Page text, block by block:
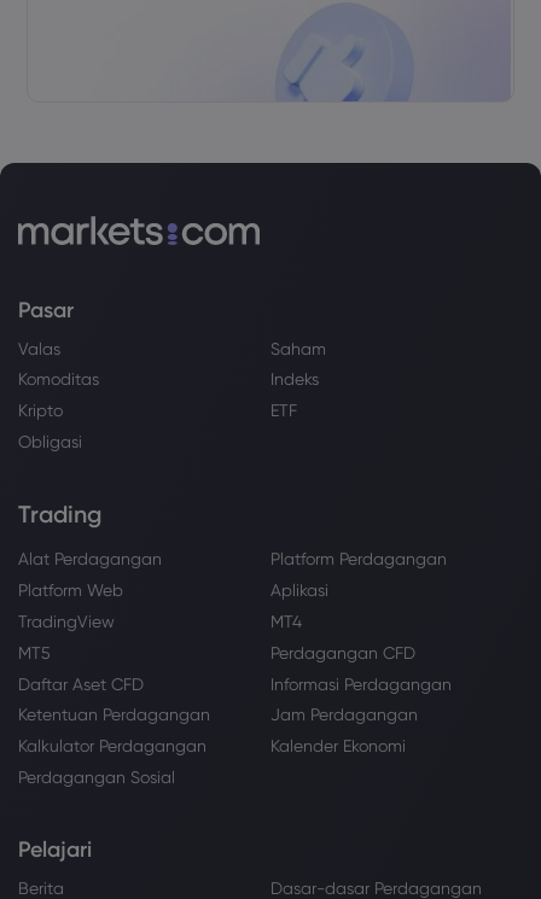
Pasar
Valas
Saham
Komoditas
Indeks
Kripto
ETF
Obligasi
Trading
Alat Perdagangan
Platform Perdagangan
Platform Web
Aplikasi
TradingView
MT4
MT5
Perdagangan CFD
Daftar Aset CFD
Informasi Perdagangan
Ketentuan Perdagangan
Jam Perdagangan
Kalkulator Perdagangan
Kalender Ekonomi
Perdagangan Sosial
Pelajari
Berita
Dasar-dasar Perdagangan